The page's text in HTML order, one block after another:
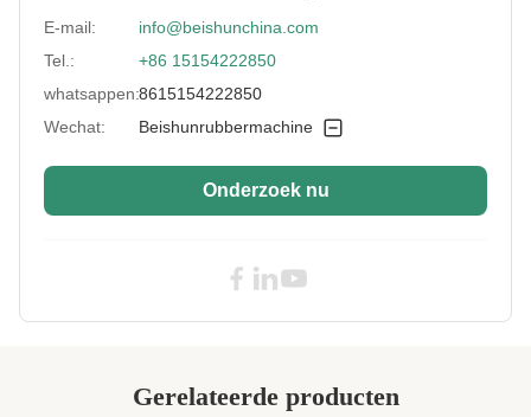
Number Of
Layers:
een laag
Mould: Op maat
Weight: 35Ton
High Light:
hydraulische vulcaniseringspers van
hydraulische vulcaniseringspers van 800
Gepersonaliseerde hydraulische
E-mail:
info@beishunchina.com
Tel.:
+86 15154222850
whatsappen:8615154222850
Wechat:
Beishunrubbermachine
Onderzoek nu
Gerelateerde producten